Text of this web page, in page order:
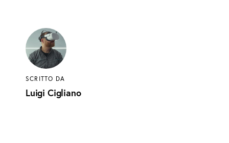
SCRITTO DA
Luigi Cigliano